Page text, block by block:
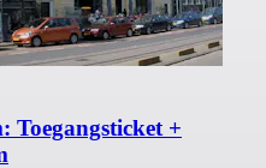
Toegangsticket +